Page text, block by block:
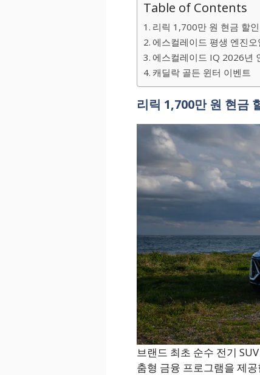
Table of Contents
리릭 1,700만 원 현금 할인
에스컬레이드 평생 엔진오
에스컬레이드 IQ 2026년
캐딜락 골든 윈터 이벤트
리릭 1,700만 원 현금
브랜드 최초 순수 전기
춤형 금융 프로그램을 제공